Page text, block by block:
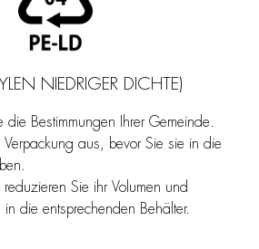
NIEDRIGER DICHTE)
die Bestimmungen Ihrer Gemeinde.
Verpackung aus, bevor Sie sie in die
reduzieren Sie ihr Volumen und
die entsprechenden Behälter.